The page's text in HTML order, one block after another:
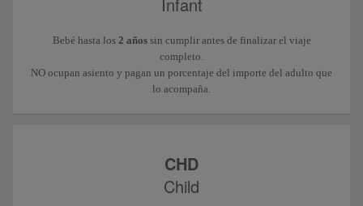
Bebé hasta los 2 añossin cumplir antes de finalizar el viaje
completo.
NO ocupan asiento y pagan un porcentaje del importe del adulto que
lo acompaña.
CHD
Child